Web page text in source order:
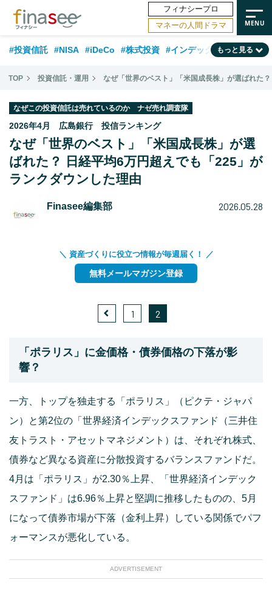
フィナシープロ
マネーの人間ドラマ
#投資信託 #NISA #iDeCo #株式投資 #インデックスファンド
#相談事例 #相続・贈与 #FP #新NISA #ランキング #日本株
#フィナンシャル・ウェルビーイング #老後
#データ・調査 #資産運用業界 #海外事情 #国内株式型 #60代
もっと見る
TOP 投資信託・運用 なぜ「世界のベスト」「米国成長株」が選ばれた
なぜこの投資信託は売れているのか ナゼ売れ調査隊
2026年4月 広島銀行 投信ランキング
なぜ「世界のベスト」「米国成長株」が選
ばれた？ 日経平均6万円超えでも「225」が
ランクダウンした理由
Finasee編集部 2026.05.28
＼ 資産づくりに役立つ情報が毎週届く！ ／
無料メールマガジン登録
1 2
「ポラリス」に金価格・債券価格の下落が影
響？
一方、トップを独走する「ポラリス」（ピクテ・ジャパ
ン）と第2位の「世界経済インデックスファンド（三井住
友トラスト・アセットマネジメント）は、それぞれ株式、
債券など異なる資産に分散投資するバランスファンドだ。
4月は「ポラリス」が2.30％上昇、「世界経済インデック
スファンド」は6.96％上昇と堅調に推移したものの、5月
になって債券市場が下落（金利上昇）している関係でパフ
ォーマンスが悪化している。
ADVERTISEMENT